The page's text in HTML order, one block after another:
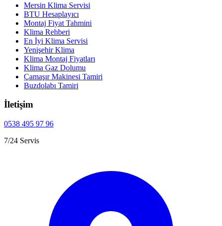
Mersin Klima Servisi
BTU Hesaplayıcı
Montaj Fiyat Tahmini
Klima Rehberi
En İyi Klima Servisi
Yenişehir Klima
Klima Montaj Fiyatları
Klima Gaz Dolumu
Çamaşır Makinesi Tamiri
Buzdolabı Tamiri
İletişim
0538 495 97 96
7/24 Servis